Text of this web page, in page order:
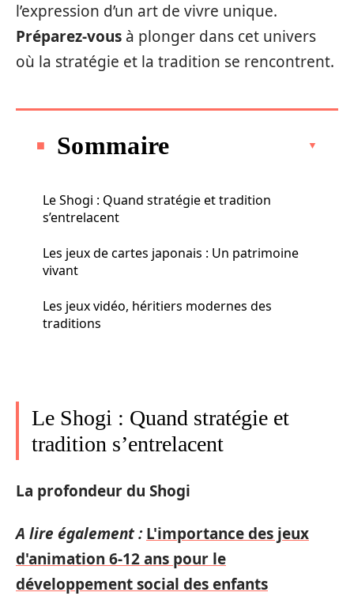
l’expression d’un art de vivre unique.
Préparez-vous à plonger dans cet univers
où la stratégie et la tradition se rencontrent.
Sommaire
Le Shogi : Quand stratégie et tradition
s’entrelacent
Les jeux de cartes japonais : Un patrimoine
vivant
Les jeux vidéo, héritiers modernes des
traditions
Le Shogi : Quand stratégie et
tradition s’entrelacent
La profondeur du Shogi
A lire également : L'importance des jeux
d'animation 6-12 ans pour le
développement social des enfants